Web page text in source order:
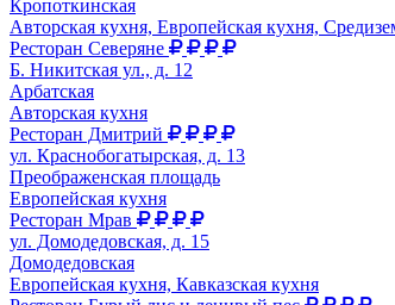
Кропоткинская
Авторская кухня, Европейская кухня,
Ресторан Северяне
Б. Никитская ул., д. 12
Арбатская
Авторская кухня
Ресторан Дмитрий
ул. Краснобогатырская, д. 13
Преображенская площадь
Европейская кухня
Ресторан Мрав
ул. Домодедовская, д. 15
Домодедовская
Европейская кухня, Кавказская кухня